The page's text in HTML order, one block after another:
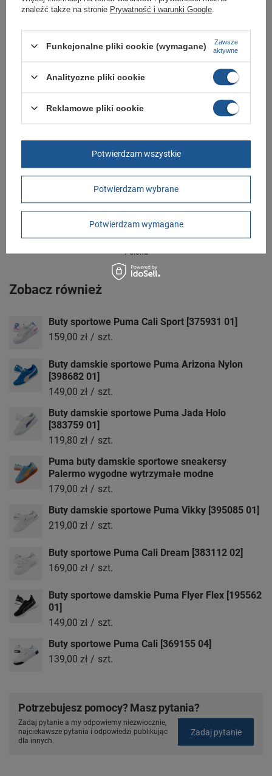
Symbol 384933 01
Gwarancja
Kolor białe
Materiał zewnętrzny
Czas na reklamację z tytułu rękojmi
2 lata
rękojmia wyłączona dla przedsiębiorców
Adres do reklamacji
Butomania.pl
Polska
Zobacz również
Buty sportowe Puma Cali Sport [375931 01]
159,00 zł / szt.
Buty damskie sportowe Puma Arizona Nylon
[398682 01]
149,00 zł / szt.
Buty damskie sportowe Puma Jada Holo
[383759 01]
119,80 zł / szt.
Puma buty damskie sportowe sneakersy
Palermo wygodne wytrzymałe modne
179,00 zł / szt.
Buty damskie sportowe Puma Vikky [395085 01]
219,00 zł / szt.
Buty sportowe Puma Cali Dream [383112 02]
169,00 zł / szt.
Buty sportowe damskie Puma Flyer Flex [195562
01]
149,00 zł / szt.
Buty sportowe Puma Cali [369155 04]
139,00 zł / szt.
Potrzebujesz pomocy? Masz pytania?
Zadaj pytanie a my odpowiemy niezwłocznie,
najciekawsze pytania i odpowiedzi publikując
dla innych.
Zadaj pytanie
znaleźć także na stronie Prywatność i warunki Google
Funkcjonalne pliki cookie (wymagane)
Zawsze
aktywne
Analityczne pliki cookie
Reklamowe pliki cookie
Potwierdzam wybrane
Potwierdzam wymagane
Potwierdzam wszystkie